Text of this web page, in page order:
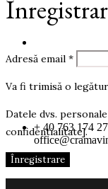
+ 40 763 174

Adresă email *
Va fi trimisă o
Datele dvs.
confidentialitate].
Înregistrare